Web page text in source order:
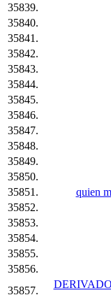
35839.
35840.
35841.
35842.
35843.
35844.
35845.
35846.
35847.
35848.
35849.
35850.
35851.
quien
35852.
35853.
35854.
35855.
35856.
35857.